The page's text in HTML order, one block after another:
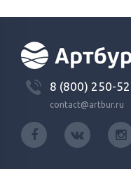
8 (800) 250-
contact@artbur.ru